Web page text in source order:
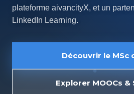
plateforme aivancityX, et un
LinkedIn Learning.
Découvrir le MSc
Explorer MOOCs &